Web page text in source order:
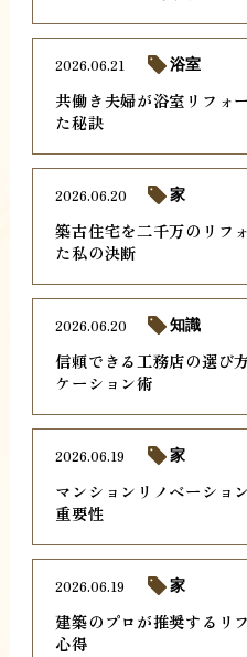
共働き夫婦が浴室リフォ
た秘訣
2026.06.21 浴室
築古住宅を二千万のリフ
た私の決断
2026.06.20 家
信頼できる工務店の選び
ケーション術
2026.06.20 知識
マンションリノベーショ
重要性
2026.06.19 家
建築のプロが推奨するリ
心得
2026.06.19 家